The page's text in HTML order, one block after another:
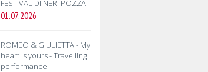
FESTIVAL DI NERI POZZA
01.07.2026
ROMEO & GIULIETTA - My
heart is yours - Travelling
performance